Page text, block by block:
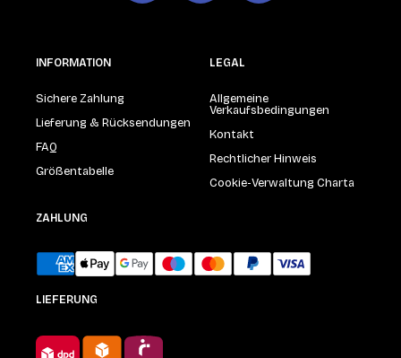
INFORMATION
Sichere Zahlung
Lieferung & Rücksendungen
FAQ
Größentabelle
LEGAL
Allgemeine
Verkaufsbedingungen
Kontakt
Rechtlicher Hinweis
Cookie-Verwaltung Charta
ZAHLUNG
LIEFERUNG